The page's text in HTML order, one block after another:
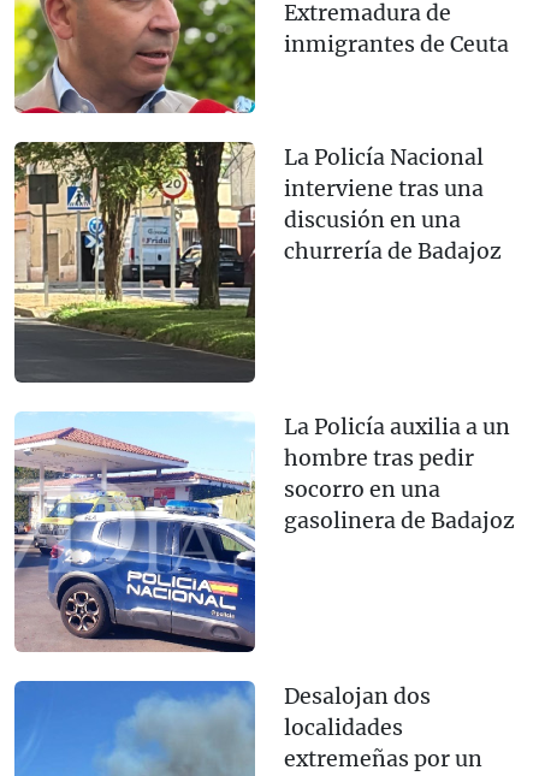
Extremadura de
inmigrantes de Ceuta
La Policía Nacional
interviene tras una
discusión en una
churrería de Badajoz
La Policía auxilia a un
hombre tras pedir
socorro en una
gasolinera de Badajoz
Desalojan dos
localidades
extremeñas por un